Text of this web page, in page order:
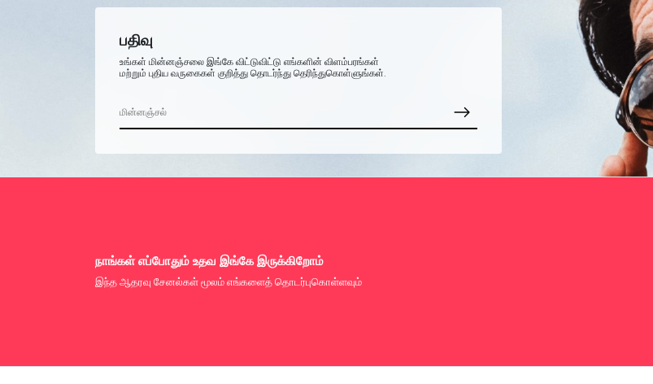
பதிவு
உங்கள் மின்னஞ்சலை இங்கே விட்டுவிட்டு எங்களின் விளம்பரங்கள்
மற்றும் புதிய வருகைகள் குறித்து தொடர்ந்து தெரிந்துகொள்ளுங்கள்.
நாங்கள் எப்போதும் உதவ இங்கே இருக்கிறோம்
இந்த ஆதரவு சேனல்கள் மூலம் எங்களைத் தொடர்புகொள்ளவும்